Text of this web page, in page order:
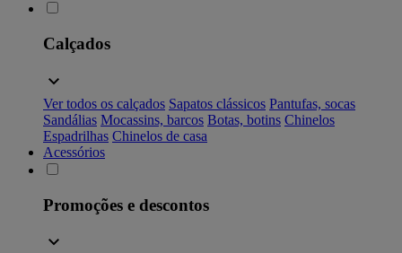
Calçados
Ver todos os calçados Sapatos clássicos Pantufas, socas
Sandálias Mocassins, barcos Botas, botins Chinelos
Espadrilhas Chinelos de casa
Acessórios
Promoções e descontos